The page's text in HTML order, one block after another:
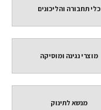
כלי תחבורה והליכונים
מוצרי נגינה ומוסיקה
מנשא לתינוק